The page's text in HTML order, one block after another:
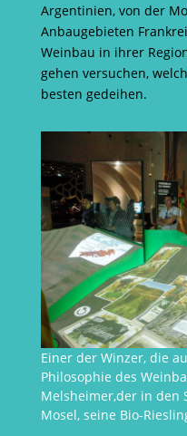
Argentinien, von der
Anbaugebieten
Weinbau in ihrer
gehen versuchen,
besten gedeihen.
Einer der Winzer, die
Philosophie des
Melsheimer,der in den
Mosel, seine Bio-